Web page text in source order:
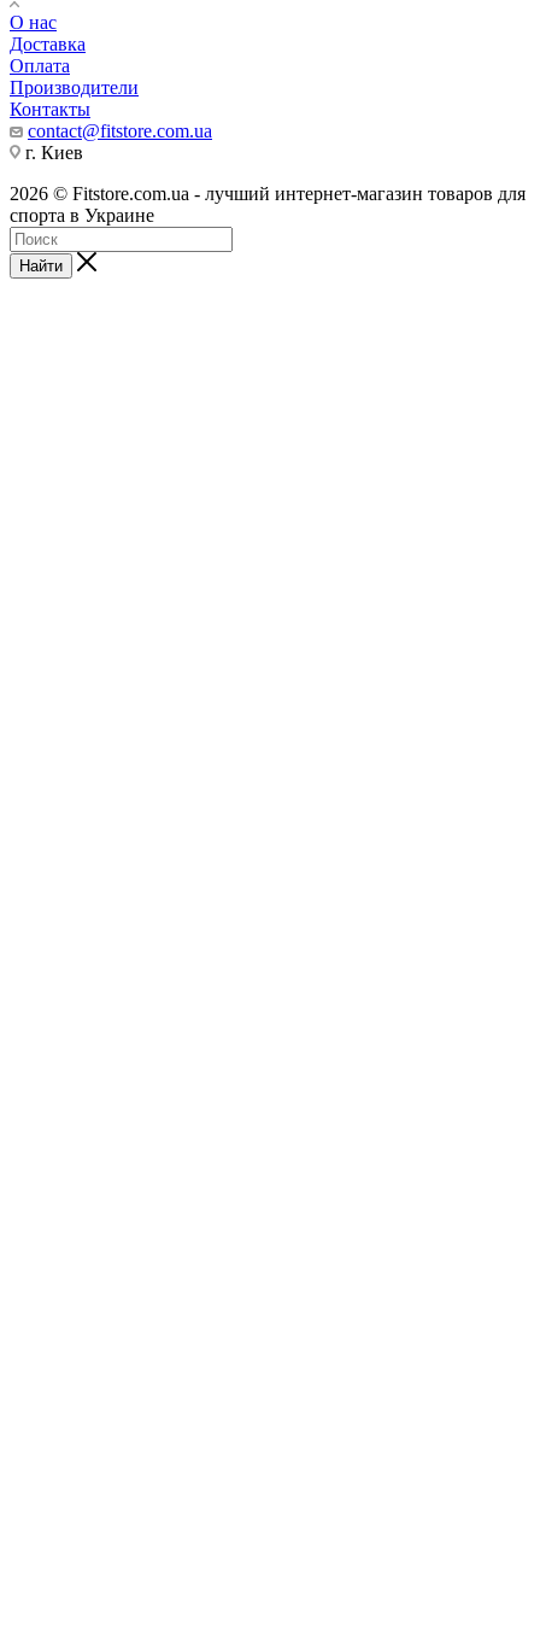
О нас
Доставка
Оплата
Производители
Контакты
contact@fitstore.com.ua
г. Киев
2026 © Fitstore.com.ua - лучший интернет-магазин товаров для
спорта в Украине
Найти